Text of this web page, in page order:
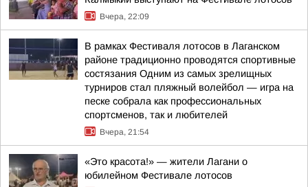
Вчера, 22:09
В рамках Фестиваля лотосов в Лаганском
районе традиционно проводятся спортивные
состязания Одним из самых зрелищных
турниров стал пляжный волейбол — игра на
песке собрала как профессиональных
спортсменов, так и любителей
Вчера, 21:54
«Это красота!» — жители Лагани о
юбилейном Фестивале лотосов